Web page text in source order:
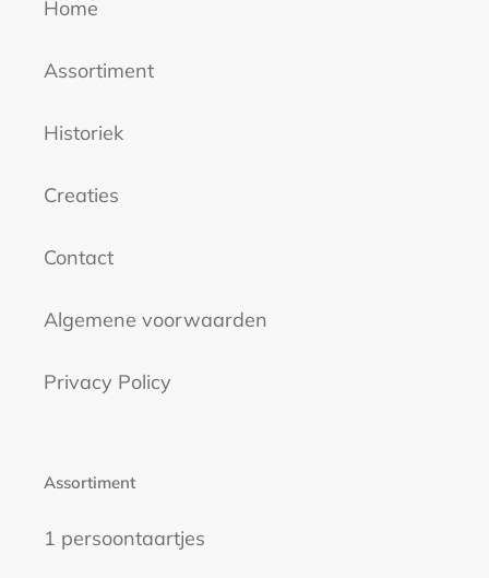
Home
Assortiment
Historiek
Creaties
Contact
Algemene voorwaarden
Privacy Policy
Assortiment
1 persoontaartjes